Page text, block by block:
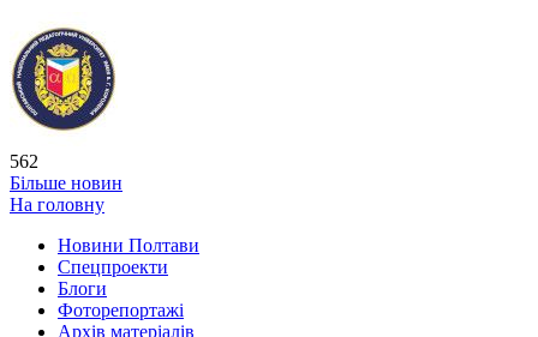
562
Більше новин
На головну
Новини Полтави
Спецпроекти
Блоги
Фоторепортажі
Архів матеріалів